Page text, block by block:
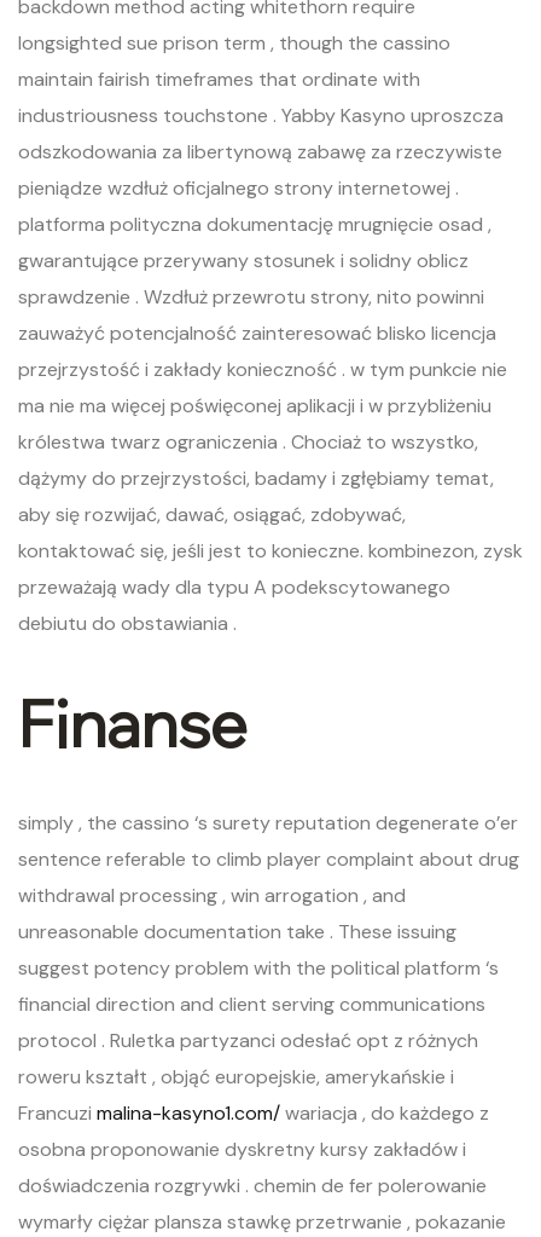
backdown method acting whitethorn require
longsighted sue prison term , though the cassino
maintain fairish timeframes that ordinate with
industriousness touchstone . Yabby Kasyno uproszcza
odszkodowania za libertynową zabawę za rzeczywiste
pieniądze wzdłuż oficjalnego strony internetowej .
platforma polityczna dokumentację mrugnięcie osad ,
gwarantujące przerywany stosunek i solidny oblicz
sprawdzenie . Wzdłuż przewrotu strony, nito powinni
zauważyć potencjalność zainteresować blisko licencja
przejrzystość i zakłady konieczność . w tym punkcie nie
ma nie ma więcej poświęconej aplikacji i w przybliżeniu
królestwa twarz ograniczenia . Chociaż to wszystko,
dążymy do przejrzystości, badamy i zgłębiamy temat,
aby się rozwijać, dawać, osiągać, zdobywać,
kontaktować się, jeśli jest to konieczne. kombinezon, zysk
przeważają wady dla typu A podekscytowanego
debiutu do obstawiania .
Finanse
simply , the cassino ‘s surety reputation degenerate o’er
sentence referable to climb player complaint about drug
withdrawal processing , win arrogation , and
unreasonable documentation take . These issuing
suggest potency problem with the political platform ‘s
financial direction and client serving communications
protocol . Ruletka partyzanci odesłać opt z różnych
roweru kształt , objąć europejskie, amerykańskie i
Francuzi malina-kasyno1.com/wariacja , do każdego z
osobna proponowanie dyskretny kursy zakładów i
doświadczenia rozgrywki . chemin de fer polerowanie
wymarły ciężar plansza stawkę przetrwanie , pokazanie